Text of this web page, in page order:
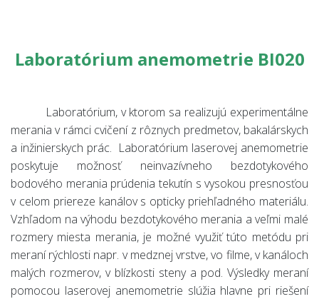
Laboratórium anemometrie BI020
Laboratórium, v ktorom sa realizujú experimentálne
merania v rámci cvičení z rôznych predmetov, bakalárskych
a inžinierskych prác. Laboratórium laserovej anemometrie
poskytuje možnosť neinvazívneho bezdotykového
bodového merania prúdenia tekutín s vysokou presnosťou
v celom priereze kanálov s opticky priehľadného materiálu.
Vzhľadom na výhodu bezdotykového merania a veľmi malé
rozmery miesta merania, je možné využiť túto metódu pri
meraní rýchlosti napr. v medznej vrstve, vo filme, v kanáloch
malých rozmerov, v blízkosti steny a pod. Výsledky meraní
pomocou laserovej anemometrie slúžia hlavne pri riešení